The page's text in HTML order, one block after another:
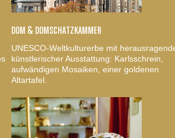
DOM & DOMSCHATZKAMMER
UNESCO-Weltkulturerbe mit
künstlerischer Ausstattung: Karlsschrein,
aufwändigen Mosaiken, einer goldenen
Altartafel.